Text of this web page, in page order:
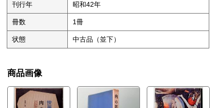
刊行年 昭和42年
冊数 1冊
状態 中古品（並下）
商品画像